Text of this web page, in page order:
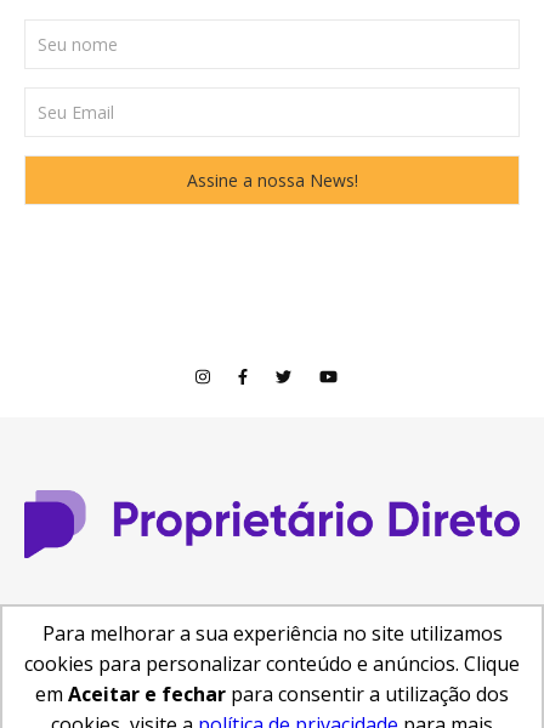
Central de Ajuda Como anunciar Busca de Imóveis
Reformas e Projetos
Para melhorar a sua experiência no site utilizamos
cookies para personalizar conteúdo e anúncios. Clique
em Aceitar e fechar para consentir a utilização dos